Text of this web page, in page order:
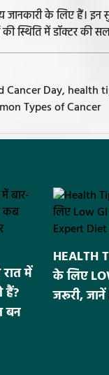
के लिए हैं। इन
स्थिति में डॉक्टर की
Day, health
Types of Cancer
में
हैं?
बन
HEALTH
के लिए
जरूरी, जानें